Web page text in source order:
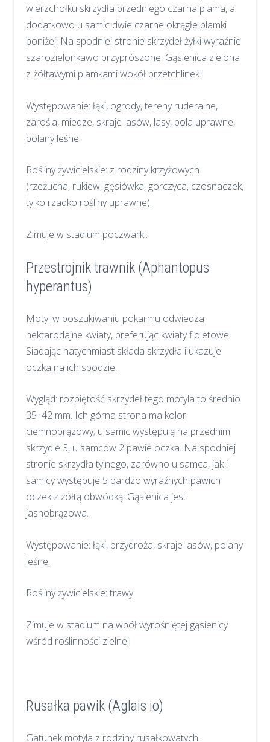
wierzchołku skrzydła przedniego czarna plama, a
dodatkowo u samic dwie czarne okrągłe plamki
poniżej. Na spodniej stronie skrzydeł żyłki wyraźnie
szarozielonkawo przyprószone. Gąsienica zielona
z żółtawymi plamkami wokół przetchlinek.
Występowanie: łąki, ogrody, tereny ruderalne,
zarośla, miedze, skraje lasów, lasy, pola uprawne,
polany leśne.
Rośliny żywicielskie: z rodziny krzyżowych
(rzeżucha, rukiew, gęsiówka, gorczyca, czosnaczek,
tylko rzadko rośliny uprawne).
Zimuje w stadium poczwarki.
Przestrojnik trawnik (Aphantopus
hyperantus)
Motyl w poszukiwaniu pokarmu odwiedza
nektarodajne kwiaty, preferując kwiaty fioletowe.
Siadając natychmiast składa skrzydła i ukazuje
oczka na ich spodzie.
Wygląd: rozpiętość skrzydeł tego motyla to średnio
35–42 mm. Ich górna strona ma kolor
ciemnobrązowy; u samic występują na przednim
skrzydle 3, u samców 2 pawie oczka. Na spodniej
stronie skrzydła tylnego, zarówno u samca, jak i
samicy występuje 5 bardzo wyraźnych pawich
oczek z żółtą obwódką. Gąsienica jest
jasnobrązowa.
Występowanie: łąki, przydroża, skraje lasów, polany
leśne.
Rośliny żywicielskie: trawy.
Zimuje w stadium na wpół wyrośniętej gąsienicy
wśród roślinności zielnej.
Rusałka pawik (Aglais io)
Gatunek motyla z rodziny rusałkowatych.